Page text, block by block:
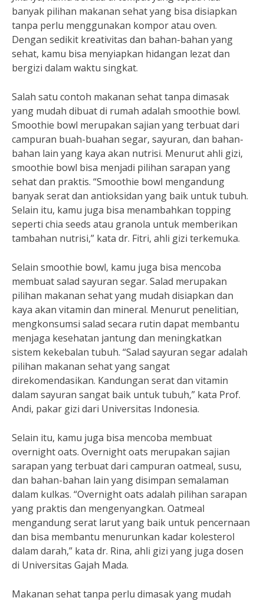
banyak pilihan makanan sehat yang bisa disiapkan
tanpa perlu menggunakan kompor atau oven.
Dengan sedikit kreativitas dan bahan-bahan yang
sehat, kamu bisa menyiapkan hidangan lezat dan
bergizi dalam waktu singkat.
Salah satu contoh makanan sehat tanpa dimasak
yang mudah dibuat di rumah adalah smoothie bowl.
Smoothie bowl merupakan sajian yang terbuat dari
campuran buah-buahan segar, sayuran, dan bahan-
bahan lain yang kaya akan nutrisi. Menurut ahli gizi,
smoothie bowl bisa menjadi pilihan sarapan yang
sehat dan praktis. “Smoothie bowl mengandung
banyak serat dan antioksidan yang baik untuk tubuh.
Selain itu, kamu juga bisa menambahkan topping
seperti chia seeds atau granola untuk memberikan
tambahan nutrisi,” kata dr. Fitri, ahli gizi terkemuka.
Selain smoothie bowl, kamu juga bisa mencoba
membuat salad sayuran segar. Salad merupakan
pilihan makanan sehat yang mudah disiapkan dan
kaya akan vitamin dan mineral. Menurut penelitian,
mengkonsumsi salad secara rutin dapat membantu
menjaga kesehatan jantung dan meningkatkan
sistem kekebalan tubuh. “Salad sayuran segar adalah
pilihan makanan sehat yang sangat
direkomendasikan. Kandungan serat dan vitamin
dalam sayuran sangat baik untuk tubuh,” kata Prof.
Andi, pakar gizi dari Universitas Indonesia.
Selain itu, kamu juga bisa mencoba membuat
overnight oats. Overnight oats merupakan sajian
sarapan yang terbuat dari campuran oatmeal, susu,
dan bahan-bahan lain yang disimpan semalaman
dalam kulkas. “Overnight oats adalah pilihan sarapan
yang praktis dan mengenyangkan. Oatmeal
mengandung serat larut yang baik untuk pencernaan
dan bisa membantu menurunkan kadar kolesterol
dalam darah,” kata dr. Rina, ahli gizi yang juga dosen
di Universitas Gajah Mada.
Makanan sehat tanpa perlu dimasak yang mudah